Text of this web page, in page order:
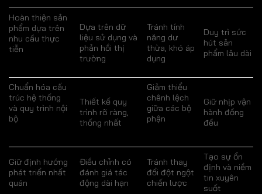
Hoàn thiện sản
phẩm dựa trên
nhu cầu thực
tiễn
Dựa trên dữ
liệu sử dụng và
phản hồi thị
trường
Tránh tính
năng dư
thừa, khó áp
dụng
Duy trì sức
hút sản
phẩm lâu dài
Chuẩn hóa cấu
trúc hệ thống
và quy trình nội
bộ
Thiết kế quy
trình rõ ràng,
thống nhất
Giảm thiểu
chênh lệch
giữa các bộ
phận
Giữ nhịp vận
hành đồng
đều
Giữ định hướng
phát triển nhất
quán
Điều chỉnh có
đánh giá tác
động dài hạn
Tránh thay
đổi đột ngột
chiến lược
Tạo sự ổn
định và niềm
tin xuyên
suốt